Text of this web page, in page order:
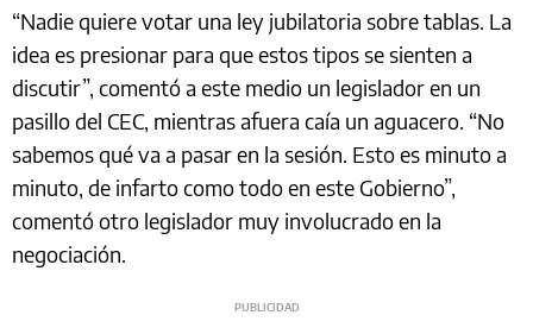
“Nadie quiere votar una ley jubilatoria sobre tablas. La
idea es presionar para que estos tipos se sienten a
discutir”, comentó a este medio un legislador en un
pasillo del CEC, mientras afuera caía un aguacero. “No
sabemos qué va a pasar en la sesión. Esto es minuto a
minuto, de infarto como todo en este Gobierno”,
comentó otro legislador muy involucrado en la
negociación.